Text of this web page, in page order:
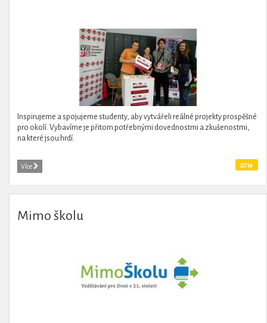
Inspirujeme a spojujeme studenty, aby vytvářeli reálné projekty prospěšné
pro okolí. Vybavíme je přitom potřebnými dovednostmi a zkušenostmi,
na které jsou hrdí.
Více 2014
Mimo školu